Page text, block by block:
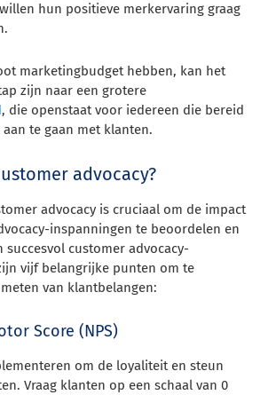
hun positieve merkervaring graag
marketingbudget hebben, kan het
zijn naar een grotere
, die openstaat voor iedereen die bereid
te gaan met klanten.
advocacy?
advocacy is cruciaal om de impact
inspanningen te beoordelen en
succesvol customer advocacy-
vijf belangrijke punten om te
van klantbelangen:
Score (NPS)
om de loyaliteit en steun
Vraag klanten op een schaal van 0